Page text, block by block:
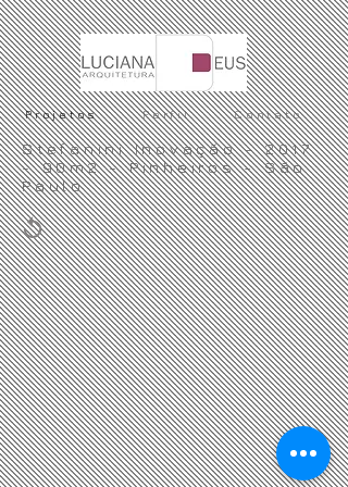
Projetos Perfil Contato
Stefanini Inovação - 2017
- 90m2 - Pinheiros - São
Paulo